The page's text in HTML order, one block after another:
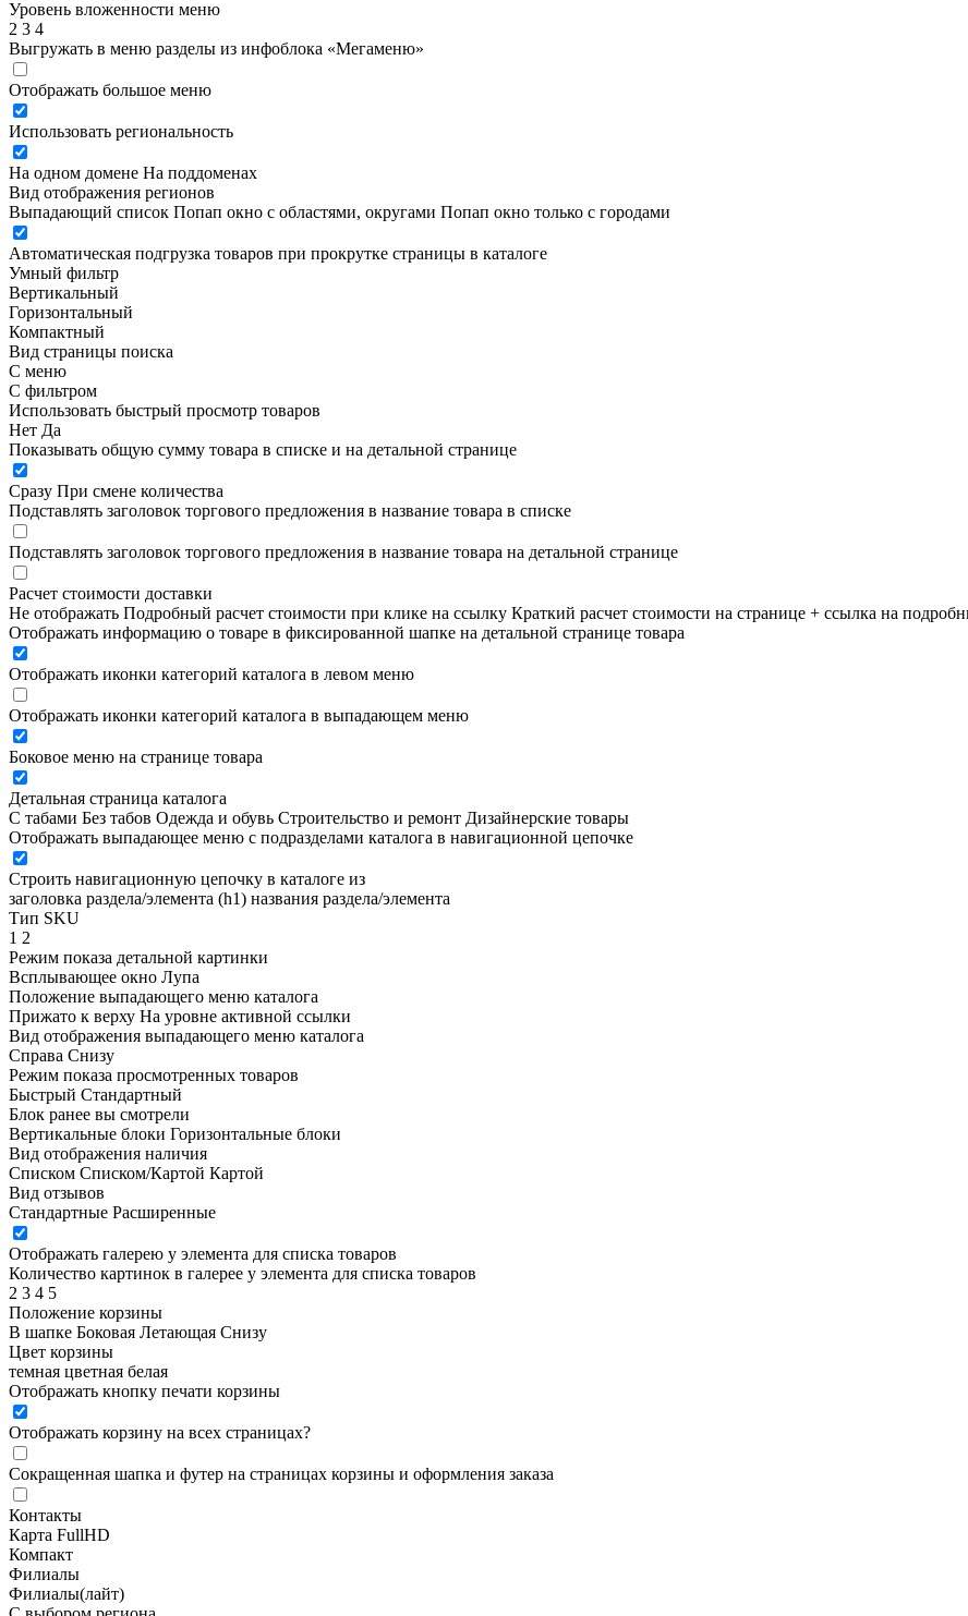
Уровень вложенности меню
2 3 4
Выгружать в меню разделы из инфоблока «Мегаменю»
Отображать большое меню
Использовать региональность
На одном домене На поддоменах
Вид отображения регионов
Выпадающий список Попап окно c областями, округами Попап окно только с городами
Автоматическая подгрузка товаров при прокрутке страницы в каталоге
Умный фильтр
Вертикальный
Горизонтальный
Компактный
Вид страницы поиска
С меню
С фильтром
Использовать быстрый просмотр товаров
Нет Да
Показывать общую сумму товара в списке и на детальной странице
Сразу При смене количества
Подставлять заголовок торгового предложения в название товара в списке
Подставлять заголовок торгового предложения в название товара на детальной странице
Расчет стоимости доставки
Не отображать Подробный расчет стоимости при клике на ссылку Краткий расчет стоимости на странице + ссылка на
Отображать информацию о товаре в фиксированной шапке на детальной странице товара
Отображать иконки категорий каталога в левом меню
Отображать иконки категорий каталога в выпадающем меню
Боковое меню на странице товара
Детальная страница каталога
С табами Без табов Одежда и обувь Строительство и ремонт Дизайнерские товары
Отображать выпадающее меню с подразделами каталога в навигационной цепочке
Строить навигационную цепочку в каталоге из
заголовка раздела/элемента (h1) названия раздела/элемента
Тип SKU
1 2
Режим показа детальной картинки
Всплывающее окно Лупа
Положение выпадающего меню каталога
Прижато к верху На уровне активной ссылки
Вид отображения выпадающего меню каталога
Справа Снизу
Режим показа просмотренных товаров
Быстрый Стандартный
Блок ранее вы смотрели
Вертикальные блоки Горизонтальные блоки
Вид отображения наличия
Списком Списком/Картой Картой
Вид отзывов
Стандартные Расширенные
Отображать галерею у элемента для списка товаров
Количество картинок в галерее у элемента для списка товаров
2 3 4 5
Положение корзины
В шапке Боковая Летающая Снизу
Цвет корзины
темная цветная белая
Отображать кнопку печати корзины
Отображать корзину на всех страницах?
Сокращенная шапка и футер на страницах корзины и оформления заказа
Контакты
Карта FullHD
Компакт
Филиалы
Филиалы(лайт)